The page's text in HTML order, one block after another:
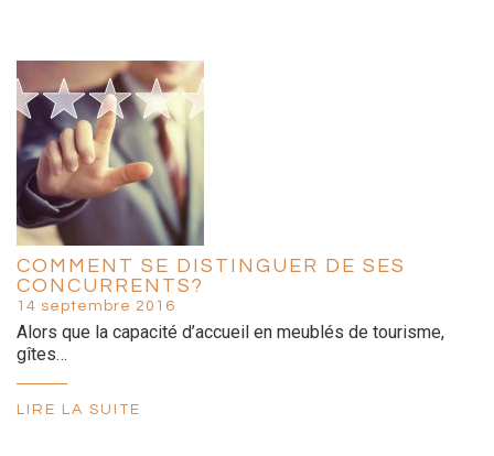
COMMENT SE DISTINGUER DE SES
CONCURRENTS?
14 septembre 2016
Alors que la capacité d’accueil en meublés de tourisme,
gîtes…
LIRE LA SUITE